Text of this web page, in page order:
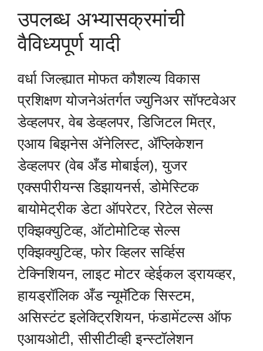
उपलब्ध अभ्यासक्रमांची
वैविध्यपूर्ण यादी
वर्धा जिल्ह्यात मोफत कौशल्य विकास
प्रशिक्षण योजनेअंतर्गत ज्युनिअर सॉफ्टवेअर
डेव्हलपर, वेब डेव्हलपर, डिजिटल मित्र,
एआय बिझनेस ॲनेलिस्ट, ॲप्लिकेशन
डेव्हलपर (वेब अँड मोबाईल), युजर
एक्सपीरीयन्स डिझायनर्स, डोमेस्टिक
बायोमेट्रीक डेटा ऑपरेटर, रिटेल सेल्स
एक्झिक्युटिव्ह, ऑटोमोटिव्ह सेल्स
एक्झिक्युटिव्ह, फोर व्हिलर सर्व्हिस
टेक्निशियन, लाइट मोटर व्हेईकल ड्रायव्हर,
हायड्रॉलिक अँड न्यूमॅटिक सिस्टम,
असिस्टंट इलेक्ट्रिशियन, फंडामेंटल्स ऑफ
एआयओटी, सीसीटीव्ही इन्स्टॉलेशन